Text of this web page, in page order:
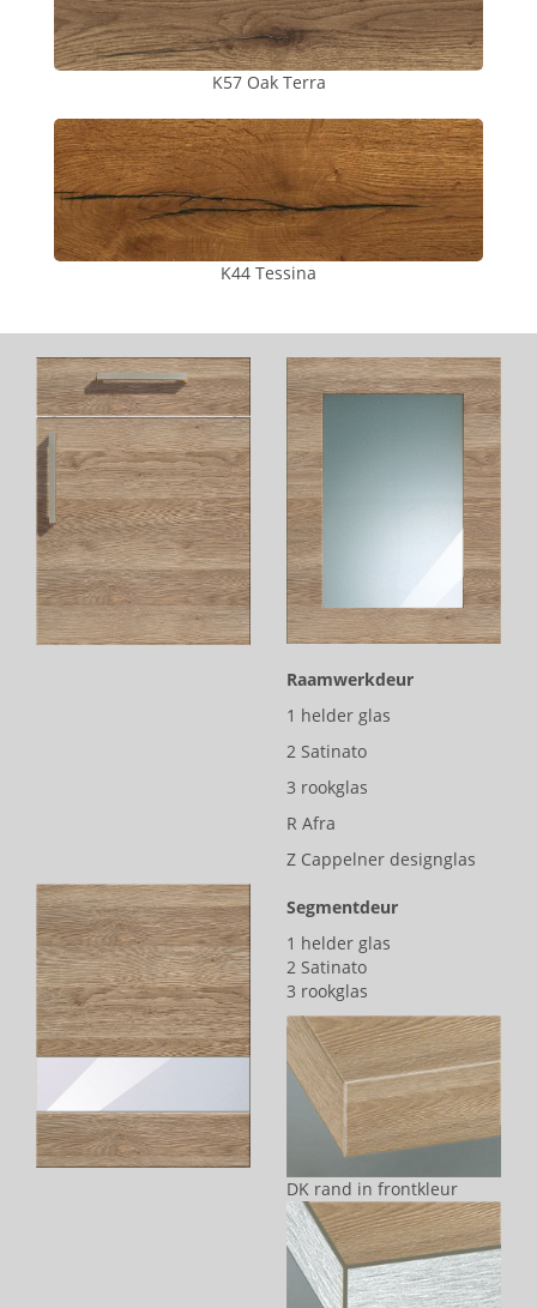
K57 Oak Terra
K44 Tessina
Raamwerkdeur
1 helder glas
2 Satinato
3 rookglas
R Afra
Z Cappelner designglas
Segmentdeur
1 helder glas
2 Satinato
3 rookglas
DK rand in frontkleur